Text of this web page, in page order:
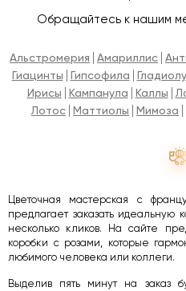
Обращайтесь к нашим
Альстромерия Амариллис
Гиацинты
Гипсофила
Ирисы
Кампанула Каллы
Лотос Маттиолы Мимоза
Цветочная мастерская с
предлагает заказать идеальную
несколько кликов. На сайте
коробки с розами, которые
любимого человека или коллеги.
Выделив пять минут на заказ